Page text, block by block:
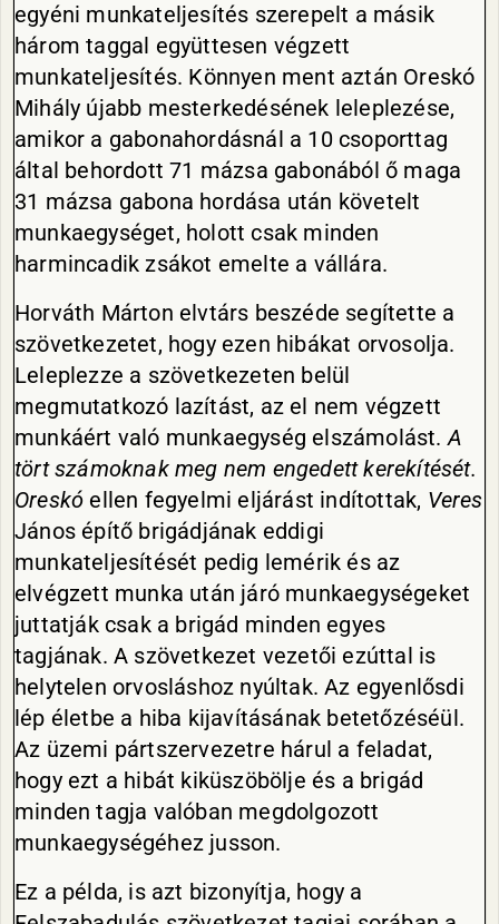
egyéni munkateljesítés szerepelt a másik
három taggal együttesen végzett
munkateljesítés. Könnyen ment aztán Oreskó
Mihály újabb mesterkedésének leleplezése,
amikor a gabonahordásnál a 10 csoporttag
által behordott 71 mázsa gabonából ő maga
31 mázsa gabona hordása után követelt
munkaegységet, holott csak minden
harmincadik zsákot emelte a vállára.
Horváth Márton elvtárs beszéde segítette a
szövetkezetet, hogy ezen hibákat orvosolja.
Leleplezze a szövetkezeten belül
megmutatkozó lazítást, az el nem végzett
munkáért való munkaegység elszámolást.A
tört számoknak meg nem engedett kerekítését.
Oreskó ellen fegyelmi eljárást indítottak, Veres
János építő brigádjának eddigi
munkateljesítését pedig lemérik és az
elvégzett munka után járó munkaegységeket
juttatják csak a brigád minden egyes
tagjának. A szövetkezet vezetői ezúttal is
helytelen orvosláshoz nyúltak. Az egyenlősdi
lép életbe a hiba kijavításának betetőzéséül.
Az üzemi pártszervezetre hárul a feladat,
hogy ezt a hibát kiküszöbölje és a brigád
minden tagja valóban megdolgozott
munkaegységéhez jusson.
Ez a példa, is azt bizonyítja, hogy a